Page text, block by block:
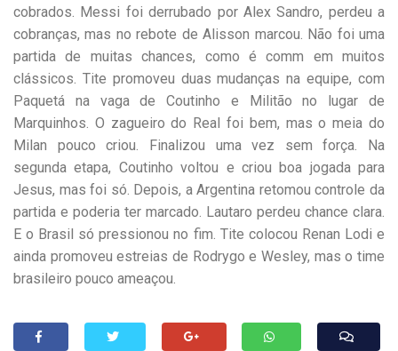
cobrados. Messi foi derrubado por Alex Sandro, perdeu a
cobranças, mas no rebote de Alisson marcou. Não foi uma
partida de muitas chances, como é comm em muitos
clássicos. Tite promoveu duas mudanças na equipe, com
Paquetá na vaga de Coutinho e Militão no lugar de
Marquinhos. O zagueiro do Real foi bem, mas o meia do
Milan pouco criou. Finalizou uma vez sem força. Na
segunda etapa, Coutinho voltou e criou boa jogada para
Jesus, mas foi só. Depois, a Argentina retomou controle da
partida e poderia ter marcado. Lautaro perdeu chance clara.
E o Brasil só pressionou no fim. Tite colocou Renan Lodi e
ainda promoveu estreias de Rodrygo e Wesley, mas o time
brasileiro pouco ameaçou.